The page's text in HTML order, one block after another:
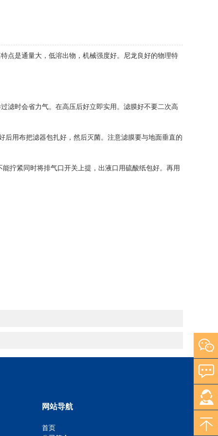
是通量大，低溶出物，机械强度好。尼龙良好的物理特
时会省力气。在高压后好立即实用。滤膜好不要二次高
用布把滤器包扎好，然后灭菌。注意滤膜要与地面垂直的
紧同时将排气口开关上提，出液口用硫酸纸包好。再用
网站导航
首页